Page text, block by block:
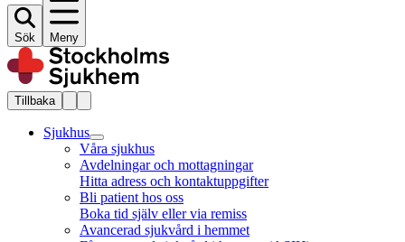
Sök Meny
Tillbaka
Sjukhus
Våra sjukhus
Avdelningar och mottagningar
Hitta adress och kontaktuppgifter
Bli patient hos oss
Boka tid själv eller via remiss
Avancerad sjukvård i hemmet